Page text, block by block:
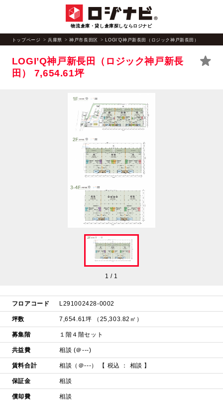
物流倉庫・貸し倉庫探しならロジナビ
トップページ 兵庫県 神戸市長田区 LOGI’Q神戸新長田（ロジック神戸新長田）
1/ 1
LOGI’Q神戸新長田（ロジック神戸新長
田） 7,654.61坪
フロアコード L291002428-0002
坪数 7,654.61坪 （25,303.82㎡）
募集階 １階４階セット
共益費 相談 (＠---)
賃料合計 相談（＠---） 【 税込 ： 相談 】
保証金 相談
償却費 相談